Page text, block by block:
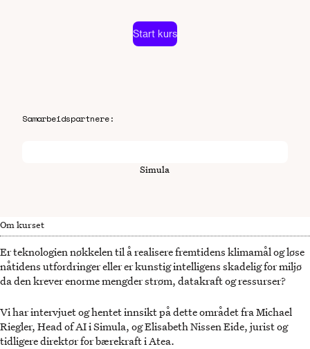
Start kurs
Samarbeidspartnere:
Simula
Om kurset
Er teknologien nøkkelen til å realisere fremtidens klimamål og løse
nåtidens utfordringer eller er kunstig intelligens skadelig for miljø
da den krever enorme mengder strøm, datakraft og ressurser?
Vi har intervjuet og hentet innsikt på dette området fra Michael
Riegler, Head of AI i Simula, og Elisabeth Nissen Eide, jurist og
tidligere direktør for bærekraft i Atea.